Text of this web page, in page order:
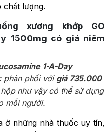
chất lượng.
xương khớp GO
1500mg có giá niêm
1-A-Day
phân phối với giá 735.000
như vậy có thể sử dụng
mỗi người.
ở những nhà thuốc uy tín,